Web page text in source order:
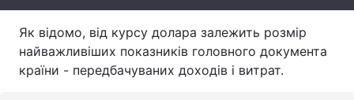
Як відомо, від курсу долара залежить розмір
найважливіших показників головного документа
країни - передбачуваних доходів і витрат.